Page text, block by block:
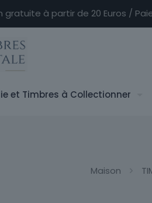
gratuite à partir de 20 Euros /
et Timbres à Collectionner
Maison